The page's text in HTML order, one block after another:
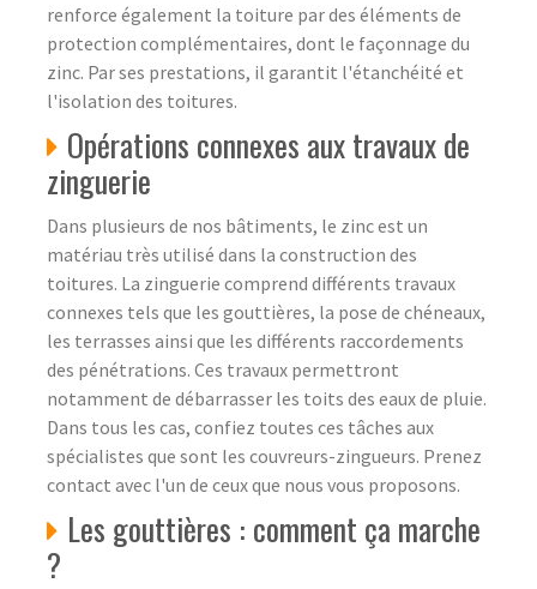
renforce également la toiture par des éléments de
protection complémentaires, dont le façonnage du
zinc. Par ses prestations, il garantit l'étanchéité et
l'isolation des toitures.
Opérations connexes aux travaux de
zinguerie
Dans plusieurs de nos bâtiments, le zinc est un
matériau très utilisé dans la construction des
toitures. La zinguerie comprend différents travaux
connexes tels que les gouttières, la pose de chéneaux,
les terrasses ainsi que les différents raccordements
des pénétrations. Ces travaux permettront
notamment de débarrasser les toits des eaux de pluie.
Dans tous les cas, confiez toutes ces tâches aux
spécialistes que sont les couvreurs-zingueurs. Prenez
contact avec l'un de ceux que nous vous proposons.
Les gouttières : comment ça marche
?